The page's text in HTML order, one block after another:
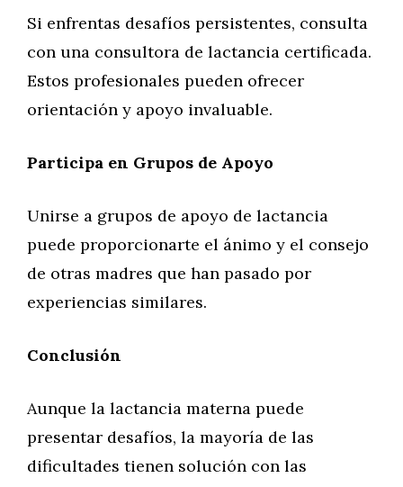
Si enfrentas desafíos persistentes, consulta
con una consultora de lactancia certificada.
Estos profesionales pueden ofrecer
orientación y apoyo invaluable.
Participa en Grupos de Apoyo
Unirse a grupos de apoyo de lactancia
puede proporcionarte el ánimo y el consejo
de otras madres que han pasado por
experiencias similares.
Conclusión
Aunque la lactancia materna puede
presentar desafíos, la mayoría de las
dificultades tienen solución con las